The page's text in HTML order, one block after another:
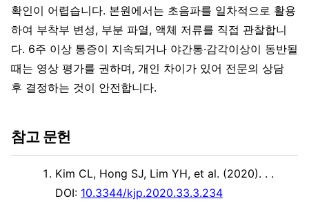
확인이 어렵습니다. 본원에서는 초음파를 일차적으로 활용
하여 부착부 변성, 부분 파열, 액체 저류를 직접 관찰합니
다. 6주 이상 통증이 지속되거나 야간통·감각이상이 동반될
때는 영상 평가를 권하며, 개인 차이가 있어 전문의 상담
후 결정하는 것이 안전합니다.
참고 문헌
Kim CL, Hong SJ, Lim YH, et al. (2020). . .
DOI: 10.3344/kjp.2020.33.3.234